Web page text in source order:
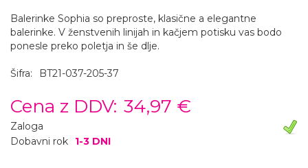
Balerinke Sophia so preproste, klasične a elegantne
balerinke. V ženstvenih linijah in kačjem potisku vas bodo
ponesle preko poletja in še dlje.
Šifra: BT21-037-205-37
Cena z DDV: 34,97 €
Zaloga
Dobavni rok
1-3 DNI